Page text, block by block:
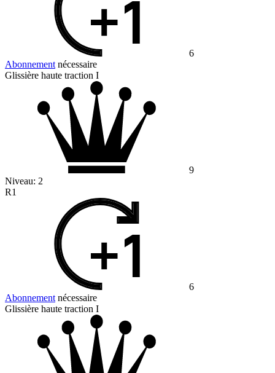
6
Abonnement nécessaire
Glissière haute traction I
9
Niveau: 2
R1
6
Abonnement nécessaire
Glissière haute traction I